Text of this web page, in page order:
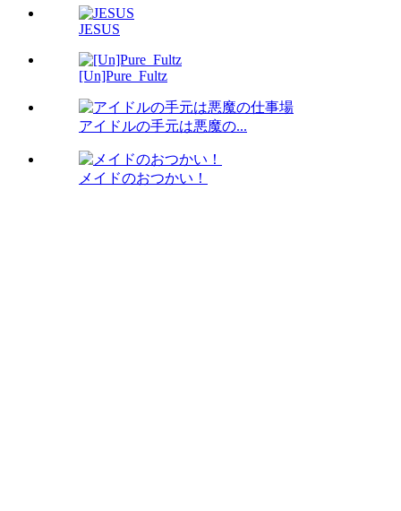
JESUS
[Un]Pure_Fultz
アイドルの手元は悪魔の...
メイドのおつかい！